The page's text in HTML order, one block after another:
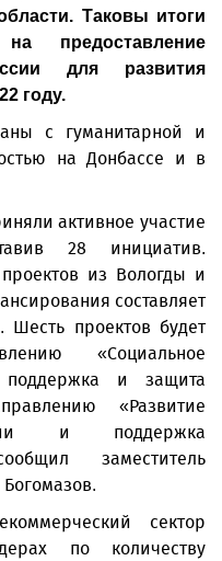
Таковы итоги
предоставление
для развития
году.
с гуманитарной и
на Донбассе и в
активное участие
28 инициатив.
из Вологды и
составляет
Шесть проектов будет
«Социальное
поддержка и защита
«Развитие
и поддержка
заместитель
сектор
по количеству